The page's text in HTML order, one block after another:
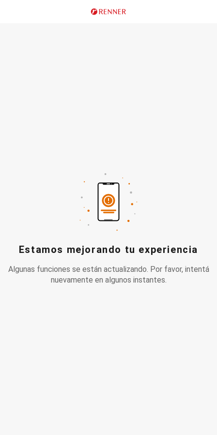
Estamos mejorando tu experiencia
Algunas funciones se están actualizando. Por favor, intentá
nuevamente en algunos instantes.